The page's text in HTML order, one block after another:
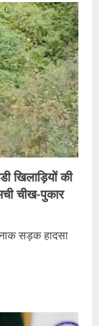
खिलाड़ियों की
चीख-पुकार
सड़क हादसा